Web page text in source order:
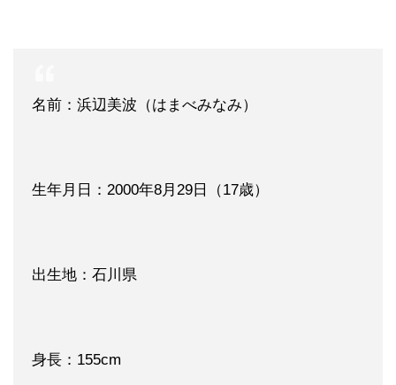
名前：浜辺美波（はまべみなみ）
生年月日：2000年8月29日（17歳）
出生地：石川県
身長：155cm